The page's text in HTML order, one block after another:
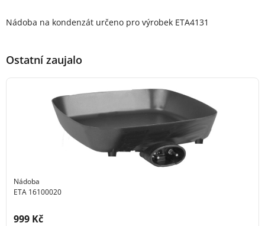
Nádoba na kondenzát určeno pro výrobek ETA4131
Ostatní zaujalo
Nádoba
ETA 16100020
Cena s DPH:
999 Kč